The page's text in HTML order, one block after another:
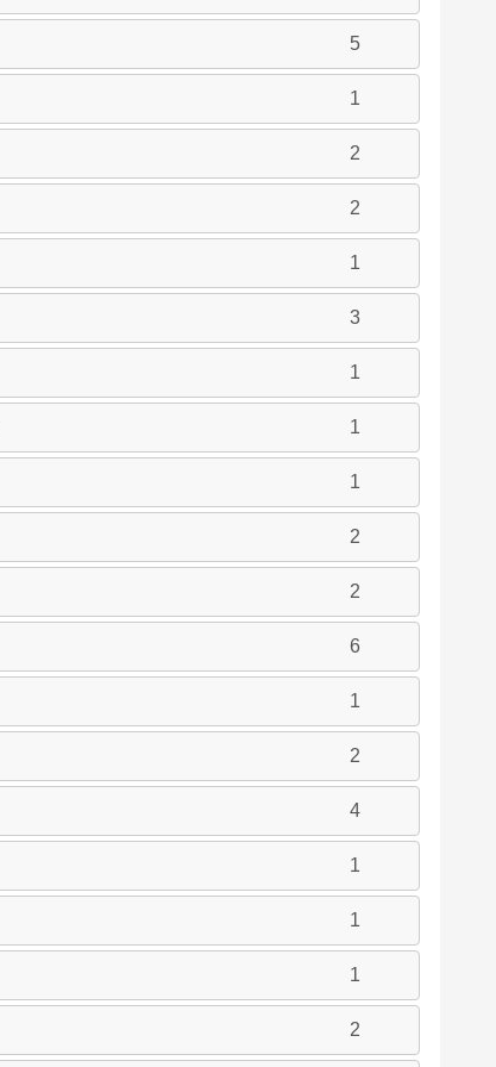
5
1
2
2
1
3
1
1
1
2
2
6
1
2
4
1
1
1
2